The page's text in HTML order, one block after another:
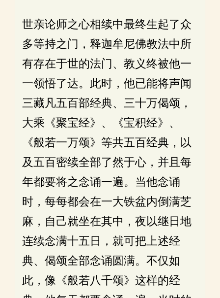
世亲论师之心相续中最终生起了众
多等持之门，释迦牟尼佛教法中所
有存在于世的法门、教义终被他一
一领悟了达。此时，他已能将声闻
三藏凡五百部经典、三十万偈颂，
大乘《聚宝经》、《宝积经》、
《般若一万颂》等共五百经典，以
及五百密续全部了然于心，并且每
年都要将之念诵一遍。当他念诵
时，每每都会在一大铁盆内倒满芝
麻，自己就坐在其中，夜以继日地
连续念满十五日，就可把上述经
典、偈颂全部念诵圆满。不仅如
此，像《般若八千颂》这样的经